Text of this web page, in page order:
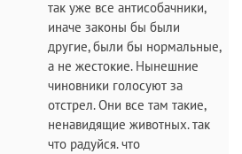
так уже все антисобачники,
иначе законы бы были
другие, были бы нормальные,
а не жестокие. Нынешние
чиновники голосуют за
отстрел. Они все там такие,
ненавидящие животных. так
что радуйся. что